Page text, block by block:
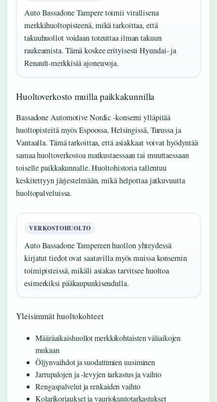
Auto Bassadone Tampere toimii virallisena
merkkihuoltopisteenä, mikä tarkoittaa, että
takuuhuollot voidaan toteuttaa ilman takuun
raukeamista. Tämä koskee erityisesti Hyundai- ja
Renault-merkkisiä ajoneuvoja.
Huoltoverkosto muilla paikkakunnilla
Bassadone Automotive Nordic -konserni ylläpitää
huoltopisteitä myös Espoossa, Helsingissä, Turussa ja
Vantaalla. Tämä tarkoittaa, että asiakkaat voivat hyödyntää
samaa huoltoverkostoa matkustaessaan tai muuttaessaan
toiselle paikkakunnalle. Huoltohistoria tallentuu
keskitettyyn järjestelmään, mikä helpottaa jatkuvuutta
huoltopalveluissa.
VERKOSTOHUOLTO
Auto Bassadone Tampereen huollon yhteydessä
kirjatut tiedot ovat saatavilla myös muissa konsernin
toimipisteissä, mikäli asiakas tarvitsee huoltoa
esimerkiksi pääkaupunkiseudulla.
Yleisimmät huoltokohteet
Määräaikaishuollot merkkikohtaisten väliaikojen
mukaan
Öljynvaihdot ja suodattimien uusiminen
Jarrupalojen ja -levyjen tarkastus ja vaihto
Rengaspalvelut ja renkaiden vaihto
Kolarikorjaukset ja vauriokuntotarkastukset